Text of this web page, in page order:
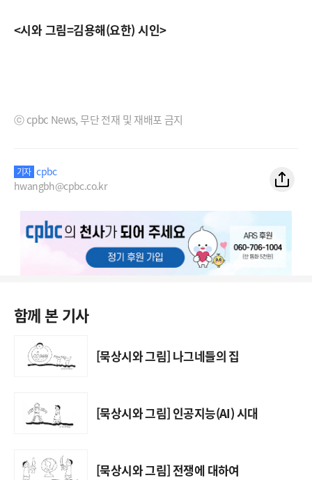
<시와 그림=김용해(요한) 시인>
ⓒ cpbc News, 무단 전재 및 재배포 금지
기자 cpbc
hwangbh@cpbc.co.kr
함께 본 기사
[묵상시와 그림] 나그네들의 집
[묵상시와 그림] 인공지능(AI) 시대
[묵상시와 그림] 전쟁에 대하여